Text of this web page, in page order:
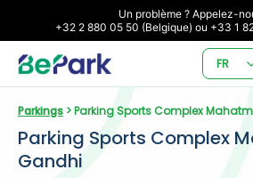
Un problème ? Appelez-
+32 2 880 05 50 (Belgique) ou +33 1
FR
Parkings > Parking Sports Complex
Parking Sports Complex
Gandhi